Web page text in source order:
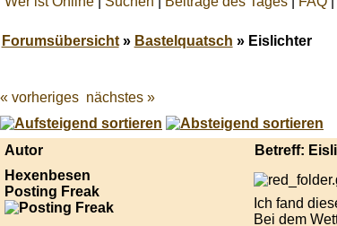
Forumsübersicht» Bastelquatsch » Eislichter
Best
online
live
casino
« vorheriges nächstes »
Autor
Betreff:
Hexenbesen
Posting Freak
Ich fand
Bei dem